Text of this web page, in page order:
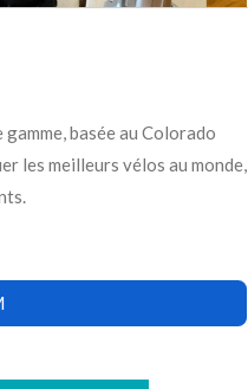
basée au Colorado
les meilleurs vélos au monde,